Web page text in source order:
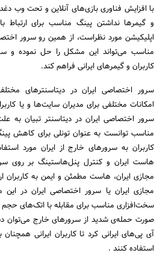
با افزایش فناوری بازی‌های آنلاین و تحت وب
و گیمر‌ها نداشتن پینگ مناسب برای ارتباط
اپلیکیشن مورد نظراست، از همین رو سرور
مناسب می‌تواند این مشکل را حل نموده و
کاربران و گیمر‌های ایرانی فراهم کند.
سرور اختصاصی ایران در دیتاسنتر‌های
امکانات مختلفی برای مدیران سایت‌ها و یا
سرور اختصاصی ایران در دیتاسنتر تبیان به
مناسب توانست به عنوان تونلی برای کاهش
کاربران به سرور‌های خارج از ایران مورد
هاست ایران و کنترل پنل‌هاستینگ بر روی
مجازی ایران‌، هاست مطمئن و ایمن به کاربران
مجازی ایران یا سرور اختصاصی ایران در این
سخت‌افزاری مناسب برای مقابله با اتک‌های حجم
صورت حمله‌ی شدید از سرور‌های خارج می‌توان
آی پی‌های ایرانی کرد تا کاربران ایرانی
استفاده کنند .